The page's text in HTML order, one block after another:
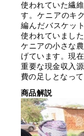
使われていた繊
す。ケニアのキ
編んだバスケッ
使われていまし
ケニアの小さな
げています。現
重要な現金収入
費の足しとなって
商品解説